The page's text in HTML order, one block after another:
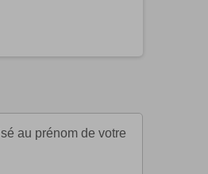
au prénom de votre